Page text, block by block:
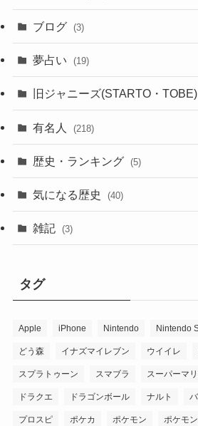
ブログ (3)
夢占い (19)
旧ジャニーズ(STARTO・
有名人 (218)
歴史・ランキング (5)
気になる歴史 (40)
雑記 (3)
タグ
Apple iPhone Nintendo Nintendo
どう森 イナズマイレブン ウイイレ
スプラトゥーン スマブラ スーパーマ
ドラクエ ドラゴンボール ナルト
プロスピ ポケカ ポケモン ポケモ